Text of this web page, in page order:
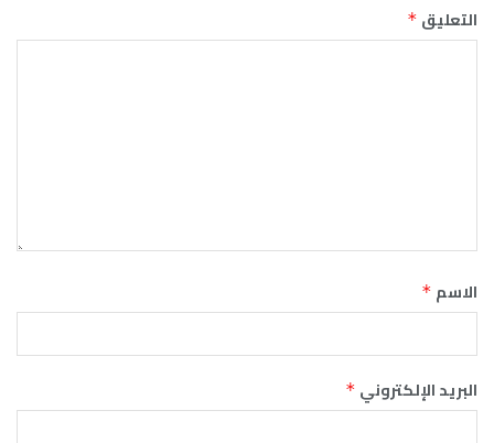
التعليق *
الاسم *
البريد الإلكتروني *